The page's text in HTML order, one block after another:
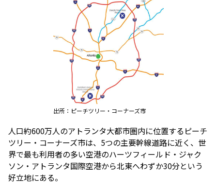
出所：ピーチツリー・コーナーズ市
人口約600万人のアトランタ大都市圏内に位置するピーチ
ツリー・コーナーズ市は、5つの主要幹線道路に近く、世
界で最も利用者の多い空港のハーツフィールド・ジャク
ソン・アトランタ国際空港から北東へわずか30分という
好立地にある。